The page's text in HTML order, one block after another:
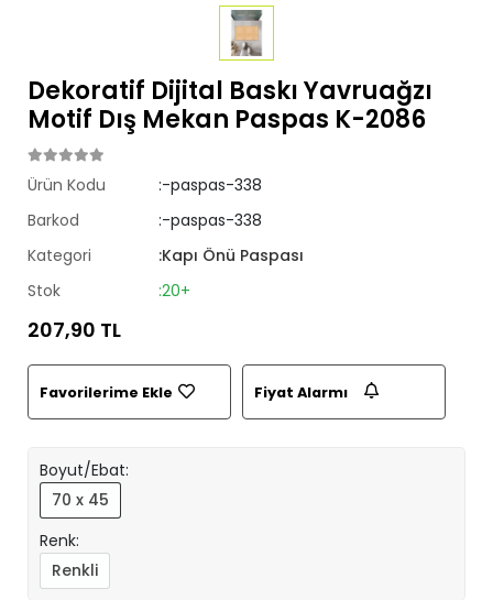
Dekoratif Dijital Baskı Yavruağzı
Motif Dış Mekan Paspas K-2086
Ürün Kodu
:-paspas-338
Barkod
:-paspas-338
Kategori
:Kapı Önü Paspası
Stok
:20+
207,90 TL
Favorilerime Ekle Fiyat Alarmı
Boyut/Ebat:
70 x 45
Renk:
Renkli